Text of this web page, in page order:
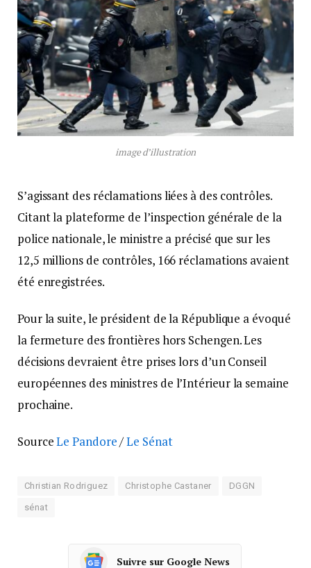
image d’illustration
S’agissant des réclamations liées à des contrôles.
Citant la plateforme de l’inspection générale de la
police nationale, le ministre a précisé que sur les
12,5 millions de contrôles, 166 réclamations avaient
été enregistrées.
Pour la suite, le président de la République a évoqué
la fermeture des frontières hors Schengen. Les
décisions devraient être prises lors d’un Conseil
européennes des ministres de l’Intérieur la semaine
prochaine.
SourceLe Pandore/Le Sénat
Christian Rodriguez Christophe Castaner DGGN
sénat
Suivre sur Google News